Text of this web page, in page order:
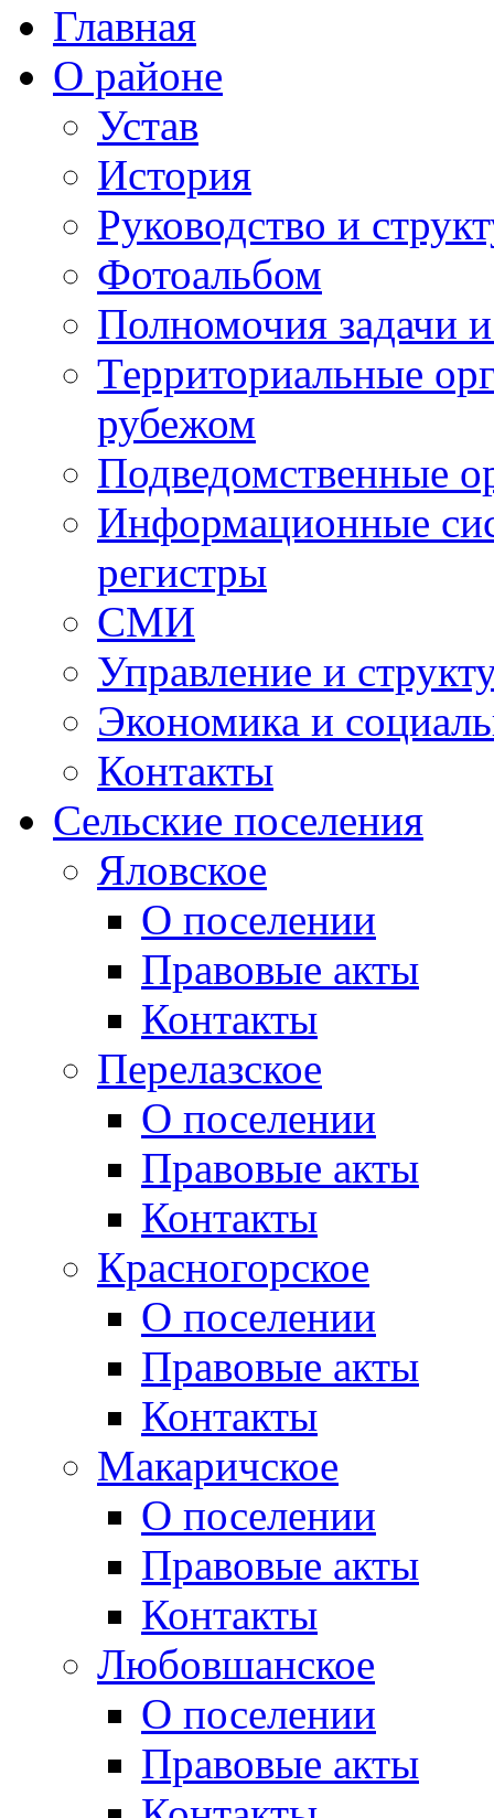
Главная
О районе
Устав
История
Руководство и
Фотоальбом
Полномочия задачи
Территориальные
рубежом
Подведомственные
Информационные
регистры
СМИ
Управление и
Экономика и
Контакты
Сельские поселения
Яловское
О поселении
Правовые акты
Контакты
Перелазское
О поселении
Правовые акты
Контакты
Красногорское
О поселении
Правовые акты
Контакты
Макаричское
О поселении
Правовые акты
Контакты
Любовшанское
О поселении
Правовые акты